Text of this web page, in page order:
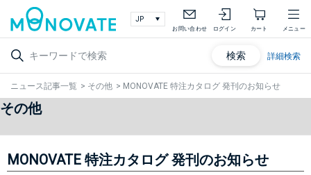
お問い合わせ ログイン カート メニュー
検索 詳細検索
ニュース記事一覧 > その他 > MONOVATE 特注カタログ 発刊のお知らせ
その他
MONOVATE 特注カタログ 発刊のお知らせ